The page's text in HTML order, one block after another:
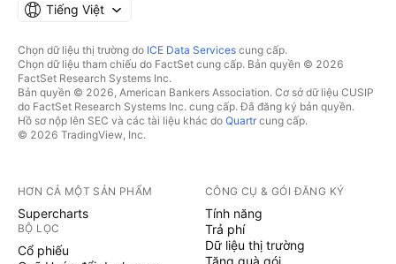
Tiếng Việt
Chọn dữ liệu thị trường do ICE Data Services cung cấp.
Chọn dữ liệu tham chiếu do FactSet cung cấp. Bản quyền © 2026
FactSet Research Systems Inc.
Bản quyền © 2026, American Bankers Association. Cơ sở dữ liệu CUSIP
do FactSet Research Systems Inc. cung cấp. Đã đăng ký bản quyền.
Hồ sơ nộp lên SEC và các tài liệu khác do Quartrcung cấp.
© 2026 TradingView, Inc.
HƠN CẢ MỘT SẢN PHẨM
Supercharts
BỘ LỌC
Cổ phiếu
CÔNG CỤ & GÓI ĐĂNG KÝ
Tính năng
Trả phí
Dữ liệu thị trường
Tặng quà gói